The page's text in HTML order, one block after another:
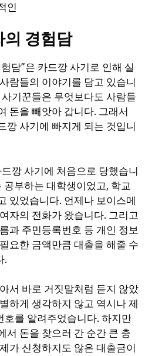
인
의 경험담
담”은 카드깡 사기로 인해 실
람들의 이야기를 담고 있습니
기꾼들은 무엇보다도 사람들
돈을 빼앗아 갑니다. 그래서
깡 사기에 빠지게 되는 것입니
깡 사기에 처음으로 당했습니
공부하는 대학생이었고, 학교
있었습니다. 언제나 보이스메
자의 전화가 왔습니다. 그리고
과 주민등록번호 등 개인 정보
요한 금액만큼 대출을 해줄 수
.
서 바로 거짓말처럼 듣지 않았
하게 생각하지 않고 역시나 제
호를 알려주었습니다. 하지만
서 돈을 찾으러 간 순간 큰 충
가 신청하지도 않은 대출금이